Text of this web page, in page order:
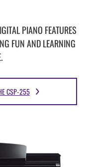
PIANO FEATURES
FUN AND LEARNING
CSP-255